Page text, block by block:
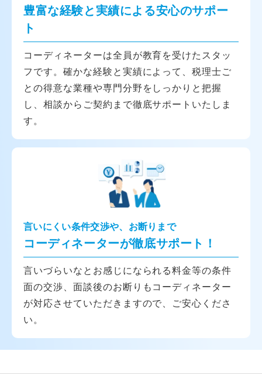
豊富な経験と実績による安心のサポー
ト
コーディネーターは全員が教育を受けたスタッ
フです。確かな経験と実績によって、税理士ご
との得意な業種や専門分野をしっかりと把握
し、相談からご契約まで徹底サポートいたしま
す。
言いにくい条件交渉や、お断りまで
コーディネーターが徹底サポート！
言いづらいなとお感じになられる料金等の条件
面の交渉、面談後のお断りもコーディネーター
が対応させていただきますので、ご安心くださ
い。